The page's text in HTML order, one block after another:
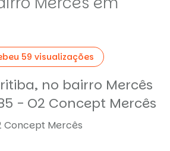
59 visualizações
no bairro Mercês
- O2 Concept Mercês
Concept Mercês